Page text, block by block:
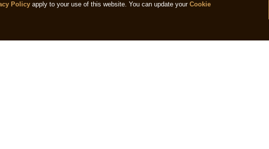
Policy apply to your use of this website. You can update your Cookie